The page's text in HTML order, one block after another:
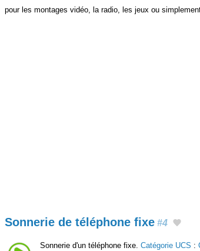
pour les montages vidéo, la radio, les jeux ou
Sonnerie de téléphone fixe #4
Sonnerie d'un téléphone fixe. Catégorie UCS :